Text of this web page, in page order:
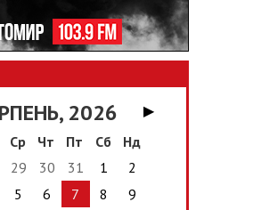
2026
▶
Ср Чт Пт Сб
Нд
29 30 31 1
2
5 6 7 8
9